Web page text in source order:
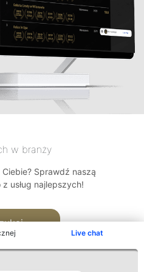
Live chat
w branży
Sprawdź naszą
usług najlepszych!